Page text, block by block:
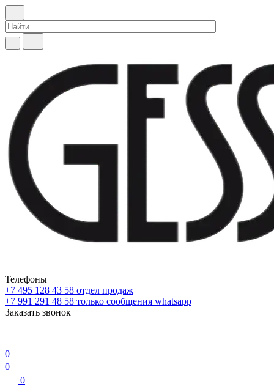
Телефоны
+7 495 128 43 58 отдел продаж
+7 991 291 48 58 только сообщения whatsapp
Заказать звонок
0
0
0